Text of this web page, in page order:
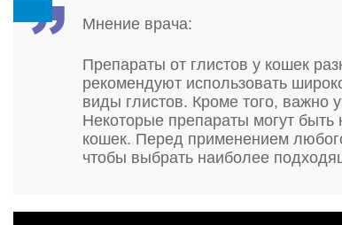
Мнение врача:
Препараты от глистов у кошек
рекомендуют использовать
виды глистов. Кроме того, важно
Некоторые препараты могут
кошек. Перед применением
чтобы выбрать наиболее